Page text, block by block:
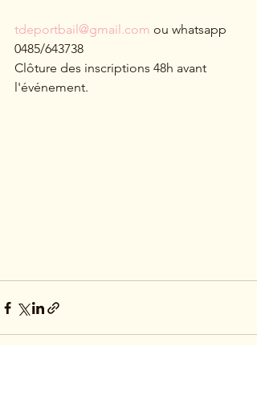
tdeportbail@gmail.com ou whatsapp
0485/643738
Clôture des inscriptions 48h avant
l'événement.